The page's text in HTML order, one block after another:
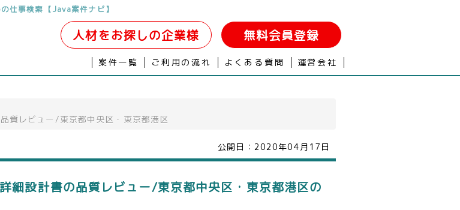
仕事検索【Java案件ナビ】
人材をお探しの企業様 無料会員登録
案件一覧 ご利用の流れ よくある質問 運営会社
質レビュー/東京都中央区・東京都港区
公開日： 2020年04月17日
細設計書の品質レビュー/東京都中央区・東京都港区の